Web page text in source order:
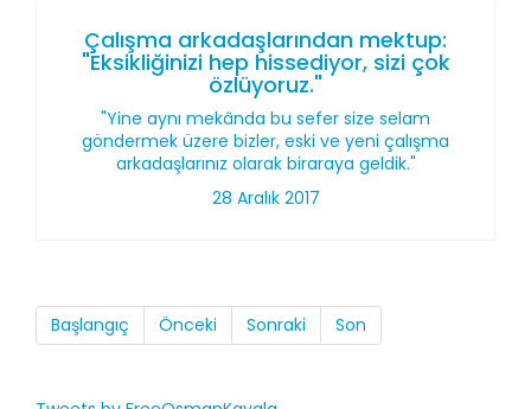
Çalışma arkadaşlarından mektup:
"Eksikliğinizi hep hissediyor, sizi çok
özlüyoruz."
"Yine aynı mekânda bu sefer size selam
göndermek üzere bizler, eski ve yeni çalışma
arkadaşlarınız olarak biraraya geldik."
28 Aralık 2017
Başlangıç Önceki Sonraki Son